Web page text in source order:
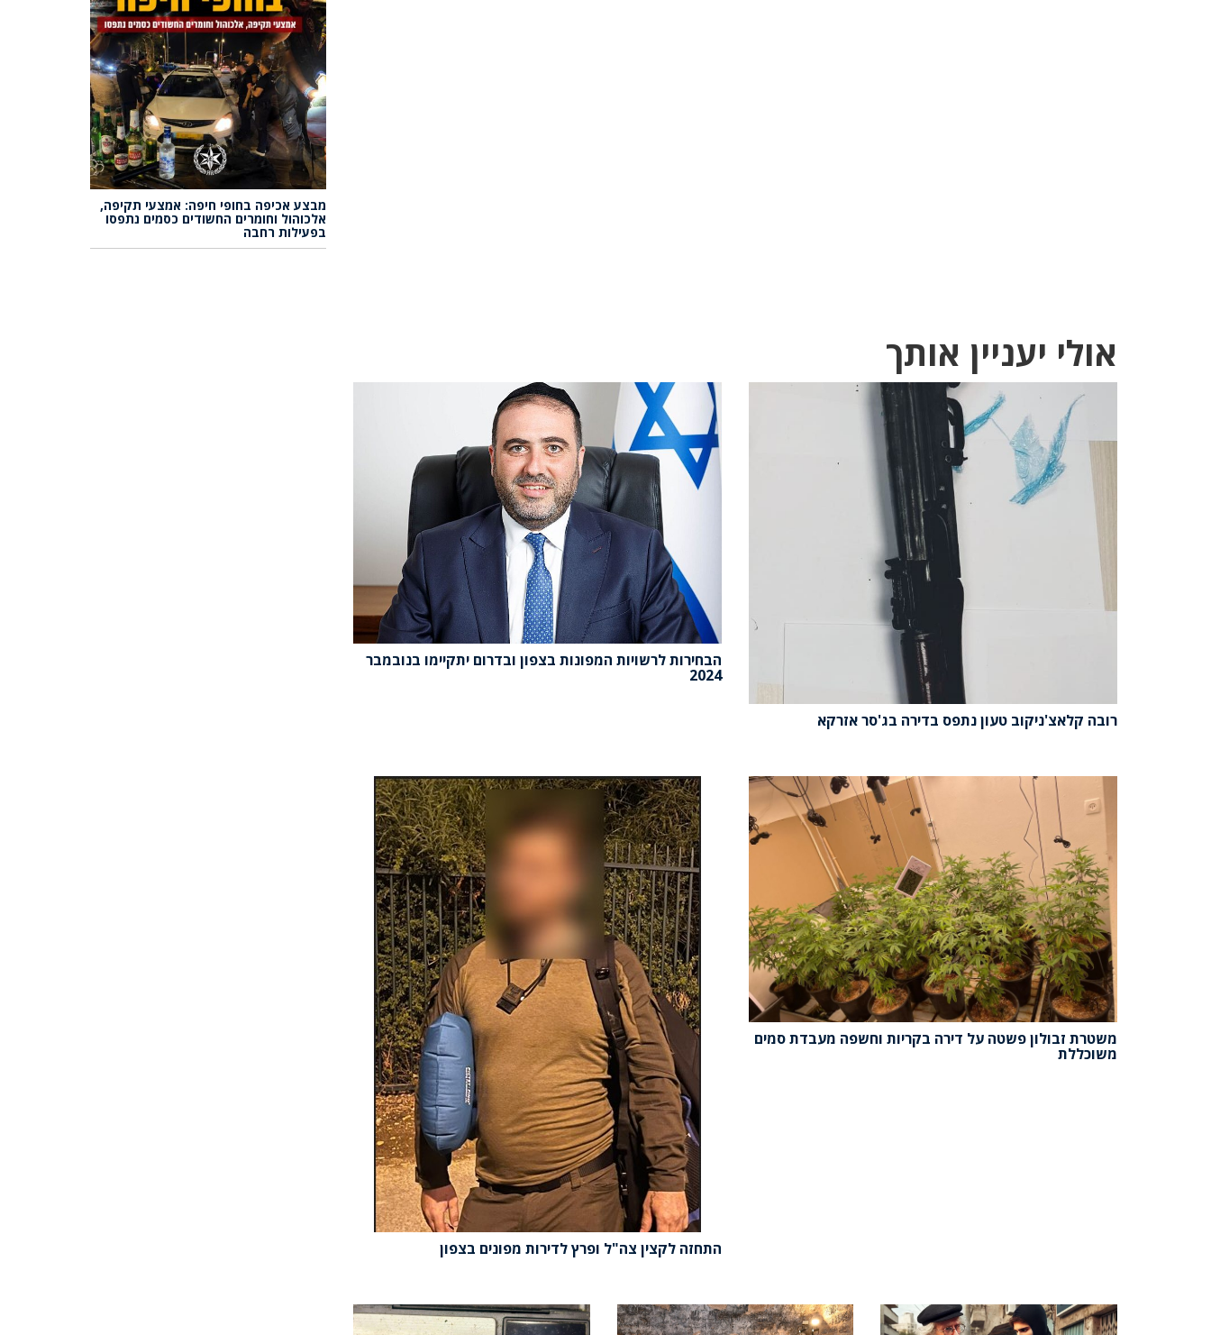
מבצע אכיפה בחופי חיפה: אמצעי תקיפה,
אלכוהול וחומרים החשודים כסמים נתפסו
בפעילות רחבה
אולי יעניין אותך
רובה קלאצ'ניקוב טעון נתפס בדירה בג'סר אזרקא
הבחירות לרשויות המפונות בצפון ובדרום יתקיימו בנובמבר
2024
משטרת זבולון פשטה על דירה בקריות וחשפה מעבדת סמים
משוכללת
התחזה לקצין צה"ל ופרץ לדירות מפונים בצפון